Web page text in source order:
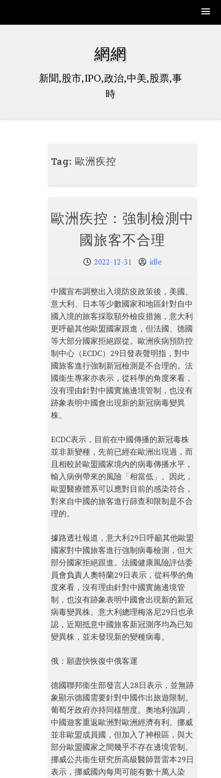
網網
新聞,股市,IPO,政治,中美,股票,事
時
Tag:歐洲疾控
歐洲疾控：強制檢測中
國旅客不合理
2022-12-31 idle
中國宣布調整出入境防疫政策後，美國、
意大利、日本等少數國家和地區針對自中
國入境的旅客採取額外檢疫措施，意大利
更呼籲其他歐盟國家跟進，但法國、德國
等大部分國家拒絕跟從。歐洲疾病預防控
制中心（ECDC）29日發表聲明指，對中
國旅客進行強制新冠檢測是不合理的。法
國衞生專家亦表示，從科學的角度來看，
沒有理由針對中國實施邊境管制，也沒有
跡象表明中國會出現新的新冠病毒變異
株。
ECDC表示，目前在中國傳播的新冠毒株
並非新變種，先前已經在歐洲出現過，而
且相較於歐盟國家境內的病毒傳播水平，
輸入病例帶來的風險「相當低」。因此，
歐盟醫療體系可以應對目前的感染符合，
對來自中國的旅客進行篩查和限制是不合
理的。
據路透社報道，意大利29日呼籲其他歐盟
國家對中國旅客進行強制病毒檢測，但大
部分國家拒絕跟進。法國健康風險評估委
員會負責人奧特蘭29日表示，從科學的角
度來看，沒有理由針對中國實施邊境管
制，也沒有跡象表明中國會出現新的新冠
病毒變異株。意大利總理梅洛尼29日也承
認，近期抵意中國旅客新冠測序均為已知
變異株，並未發現新的變種病毒。
俄：願盡快恢復中俄客運
德國聯邦衞生部發言人28日表示，並無跡
象顯示德國需要針對中國作出旅遊限制。
葡萄牙政府亦持同樣態度。奧地利強調，
中國遊客重返歐洲對歐洲經濟有利。挪威
並非歐盟成員國，但加入了神根區，與大
部分歐盟國家之間幾乎不存在邊境管制。
挪威公共衞生研究所高級醫師普雷本29日
表示，挪威國內每周可能有數十萬人染